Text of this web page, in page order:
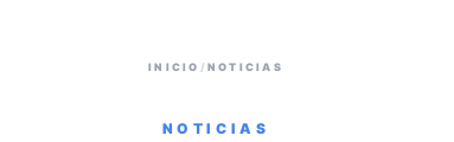
INICIO / NOTICIAS
NOTICIAS